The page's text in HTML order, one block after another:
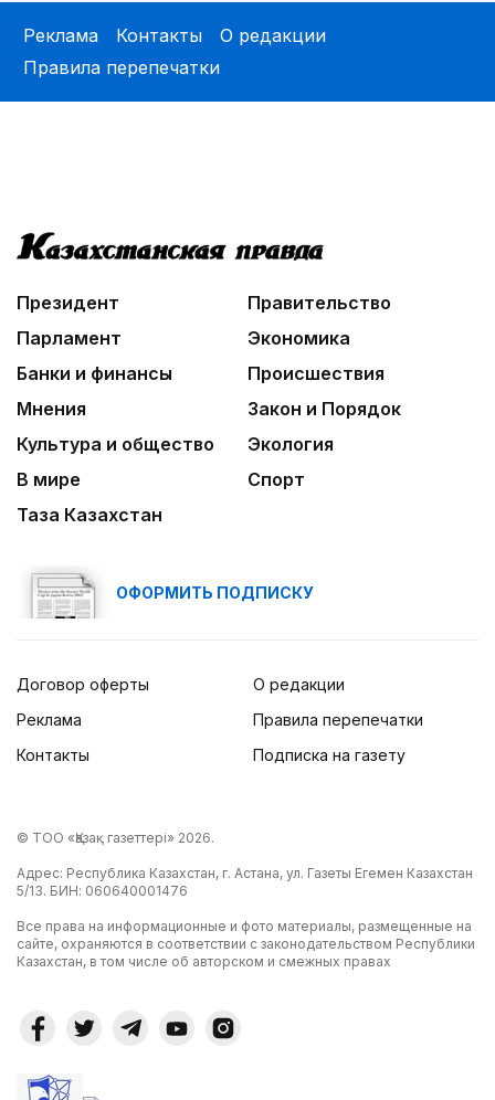
Реклама Контакты
О редакции
Правила перепечатки
Президент
Правительство
Парламент
Экономика
Банки и финансы
Происшествия
Мнения
Закон и Порядок
Культура и общество
Экология
В мире
Спорт
Таза Казахстан
ОФОРМИТЬ ПОДПИСКУ
Договор оферты
Реклама
Контакты
О редакции
Правила перепечатки
Подписка на газету
© ТОО «Қазақ газеттері» 2026.
Адрес: Республика Казахстан, г. Астана, ул. Газеты Егемен Казахстан
5/13. БИН: 060640001476
Все права на информационные и фото материалы, размещенные на
сайте, охраняются в соответствии с законодательством Республики
Казахстан, в том числе об авторском и смежных правах